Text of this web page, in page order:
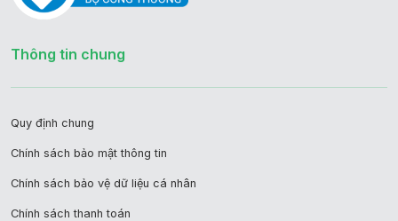
Thông tin chung
Quy định chung
Chính sách bảo mật thông tin
Chính sách bảo vệ dữ liệu cá nhân
Chính sách thanh toán